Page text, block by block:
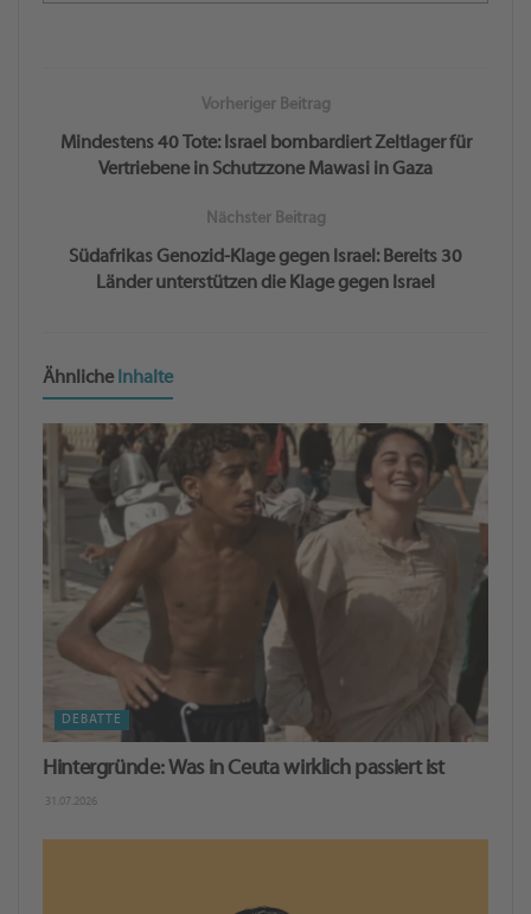
Vorheriger Beitrag
Mindestens 40 Tote: Israel bombardiert Zeltlager für
Vertriebene in Schutzzone Mawasi in Gaza
Nächster Beitrag
Südafrikas Genozid-Klage gegen Israel: Bereits 30
Länder unterstützen die Klage gegen Israel
Ähnliche Inhalte
DEBATTE
Hintergründe: Was in Ceuta wirklich passiert ist
31.07.2026